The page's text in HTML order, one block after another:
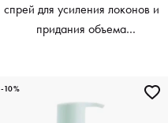
спрей для усиления локонов и
придания объема
-10%